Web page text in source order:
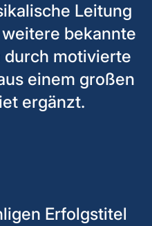
Leitung
bekannte
motivierte
einem großen
ergänzt.
Erfolgstitel